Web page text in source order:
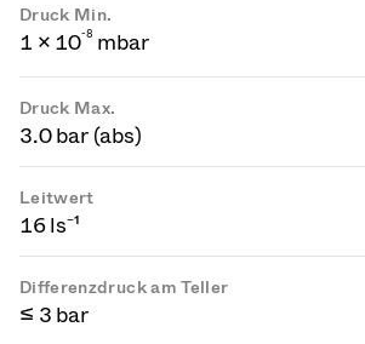
Druck Min.
1 × 10-8 mbar
Druck Max.
3.0 bar (abs)
Leitwert
16 ls⁻¹
Differenzdruck am Teller
≤ 3 bar